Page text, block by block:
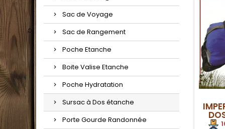
Sac de Voyage
Sac de Rangement
Poche Etanche
Boite Valise Etanche
Poche Hydratation
Sursac à Dos étanche
Porte Gourde Randonnée